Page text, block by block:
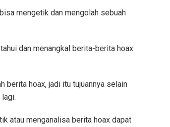
mengetik dan mengolah sebuah
dan menangkal berita-berita hoax
berita hoax, jadi itu tujuannya selain
atau menganalisa berita hoax dapat